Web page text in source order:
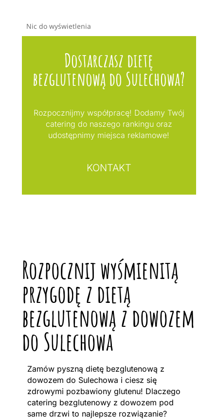
Nic do wyświetlenia
Dostarczasz dietę
bezglutenową do Sulechowa?
Rozpocznijmy współpracę! Dodamy Twój
catering do naszego rankingu oraz
udostępnimy miejsca reklamowe!
KONTAKT
Rozpocznij wyśmienitą
przygodę z dietą
bezglutenową z dowozem
do Sulechowa
Zamów pyszną dietę bezglutenową z
dowozem do Sulechowa i ciesz się
zdrowymi pozbawiony glutenu! Dlaczego
catering bezglutenowy z dowozem pod
same drzwi to najlepsze rozwiązanie?